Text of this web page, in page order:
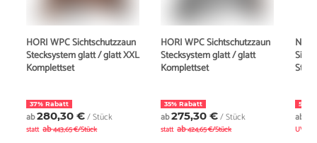
HORI WPC Sichtschutzzaun
Stecksystem glatt / glatt XXL
Komplettset
37% Rabatt
ab280,30 €/ Stück
statt ab443,65 €/Stück
HORI WPC Sichtschutzzaun
Stecksystem glatt / glatt
Komplettset
35% Rabatt
ab275,30 €/ Stück
statt ab424,65 €/Stück
5%
ab
UVP